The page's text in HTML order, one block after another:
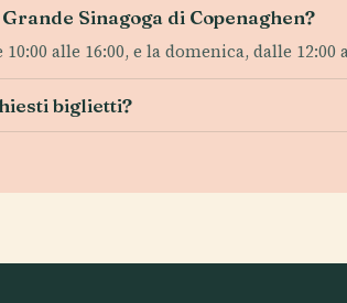
Sinagoga di Copenaghen?
alle 16:00, e la domenica, dalle
biglietti?